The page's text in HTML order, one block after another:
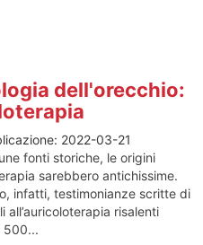
dell'orecchio:
2022-03-21
fonti storiche, le origini
sarebbero antichissime.
infatti, testimonianze scritte di
all’auricoloterapia risalenti
500...